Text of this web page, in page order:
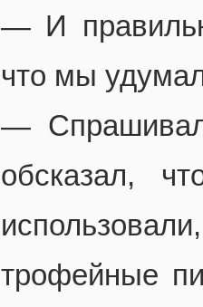
— И
что мы
—
обсказал,
трофейные